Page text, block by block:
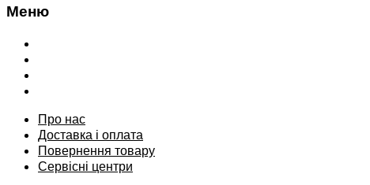
Меню
Переглянути
Про нас
Доставка і оплата
Повернення товару
Сервісні центри